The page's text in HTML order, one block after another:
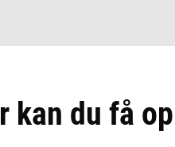
kan du få op